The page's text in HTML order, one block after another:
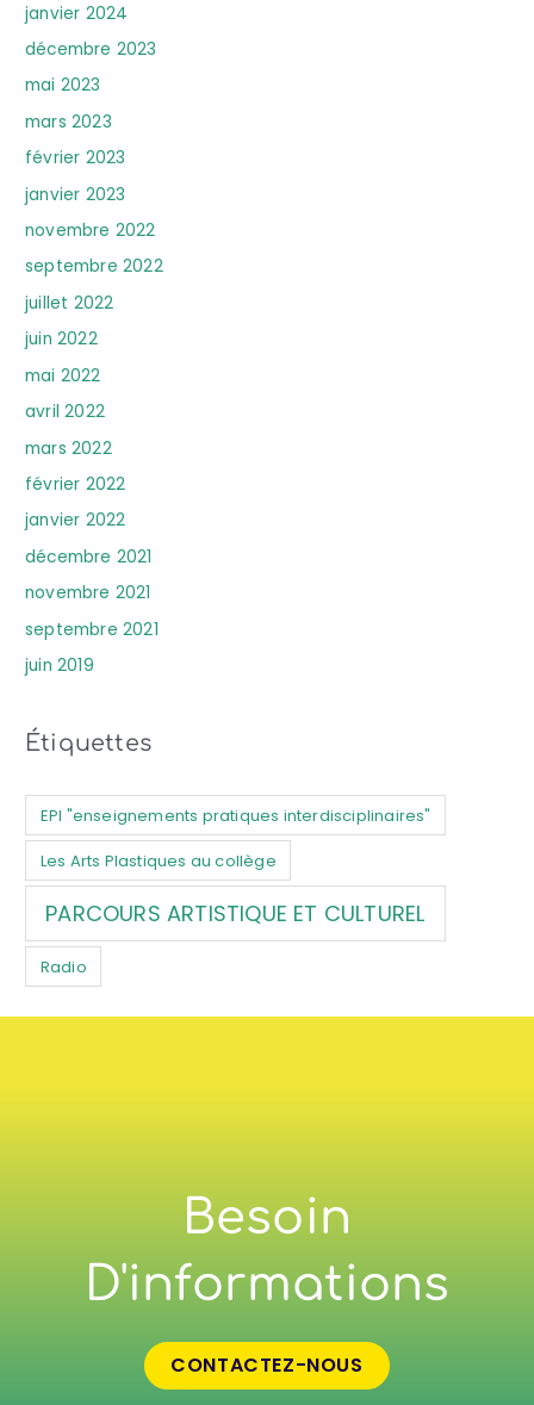
janvier 2024
décembre 2023
mai 2023
mars 2023
février 2023
janvier 2023
novembre 2022
septembre 2022
juillet 2022
juin 2022
mai 2022
avril 2022
mars 2022
février 2022
janvier 2022
décembre 2021
novembre 2021
septembre 2021
juin 2019
Étiquettes
EPI "enseignements pratiques interdisciplinaires"
Les Arts Plastiques au collège
PARCOURS ARTISTIQUE ET CULTUREL
Radio
Besoin
D'informations
CONTACTEZ-NOUS